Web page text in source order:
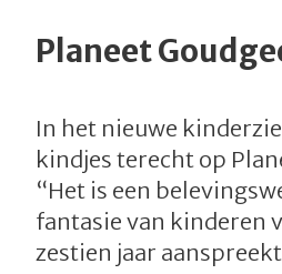
Planeet
In het nieuwe
kindjes terecht op
“Het is een
fantasie van kinderen
zestien jaar